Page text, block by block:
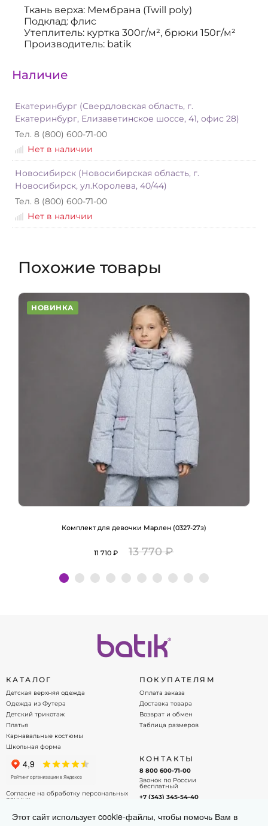
Ткань верха: Мембрана (Twill poly)
Подклад: флис
Утеплитель: куртка 300г/м², брюки 150г/м²
Производитель: batik
Наличие
Екатеринбург (Свердловская область, г.
Екатеринбург, Елизаветинское шоссе, 41, офис 28)
Тел. 8 (800) 600-71-00
Нет в наличии
Новосибирск (Новосибирская область, г.
Новосибирск, ул.Королева, 40/44)
Тел. 8 (800) 600-71-00
Нет в наличии
Похожие товары
НОВИНКА
Комплект для девочки Марлен (0327-27з)
11 710 ₽ 13 770 ₽
Подробнее
КАТАЛОГ
Детская верхняя одежда
Одежда из Футера
Детский трикотаж
Платья
Карнавальные костюмы
Школьная форма
ПОКУПАТЕЛЯМ
Оплата заказа
Доставка товара
Возврат и обмен
Таблица размеров
Согласие на обработку персональных
данных
КОНТАКТЫ
8 800 600-71-00
Звонок по России
бесплатный
+7 (343) 345-54-40
info@batik.ru
Этот сайт использует cookie-файлы, чтобы помочь Вам в